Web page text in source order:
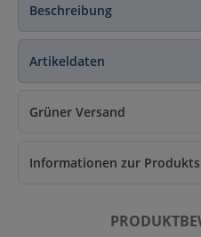
Beschreibung
Artikeldaten
Grüner Versand
Informationen zur